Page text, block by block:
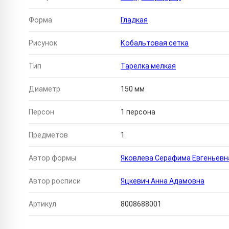
Форма Гладкая
Рисунок Кобальтовая сетка
Тип Тарелка мелкая
Диаметр 150 мм
Персон 1 персона
Предметов 1
Автор формы Яковлева Серафима
Автор росписи Яцкевич Анна Адамовна
Артикул 8008688001